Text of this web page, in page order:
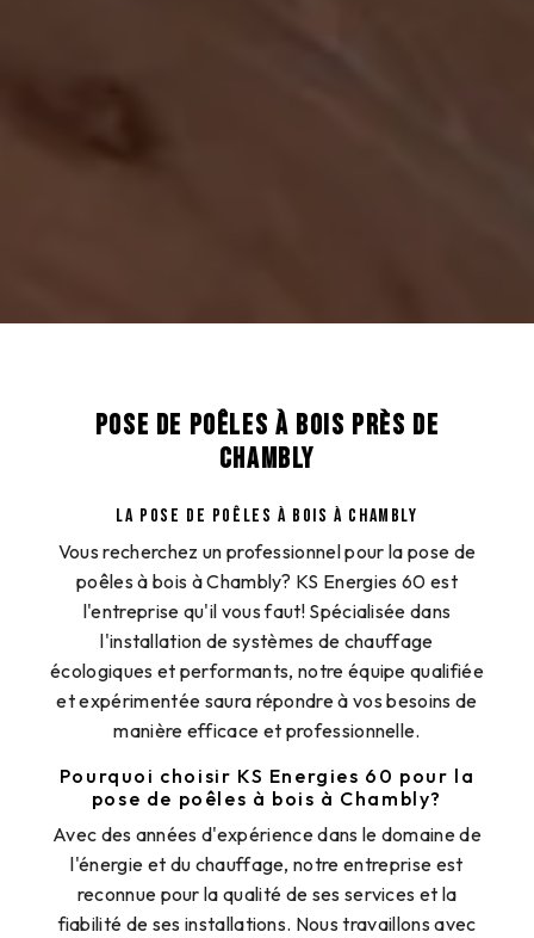
POSE DE POÊLES À BOIS PRÈS DE
CHAMBLY
LA POSE DE POÊLES À BOIS À CHAMBLY
Vous recherchez un professionnel pour la pose de
poêles à bois à Chambly? KS Energies 60 est
l'entreprise qu'il vous faut! Spécialisée dans
l'installation de systèmes de chauffage
écologiques et performants, notre équipe qualifiée
et expérimentée saura répondre à vos besoins de
manière efficace et professionnelle.
Pourquoi choisir KS Energies 60 pour la
pose de poêles à bois à Chambly?
Avec des années d'expérience dans le domaine de
l'énergie et du chauffage, notre entreprise est
reconnue pour la qualité de ses services et la
fiabilité de ses installations. Nous travaillons avec